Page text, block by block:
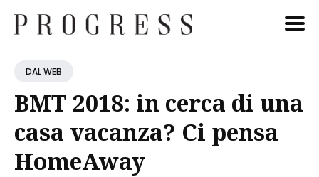
Cerca
DAL WEB
BMT 2018: in cerca di una
casa vacanza? Ci pensa
HomeAway